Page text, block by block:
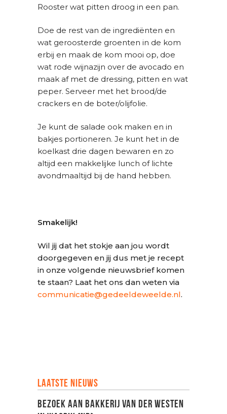
Rooster wat pitten droog in een pan.
Doe de rest van de ingrediënten en
wat geroosterde groenten in de kom
erbij en maak de kom mooi op, doe
wat rode wijnazijn over de avocado en
maak af met de dressing, pitten en wat
peper. Serveer met het brood/de
crackers en de boter/olijfolie.
Je kunt de salade ook maken en in
bakjes portioneren. Je kunt het in de
koelkast drie dagen bewaren en zo
altijd een makkelijke lunch of lichte
avondmaaltijd bij de hand hebben.
Smakelijk!
Wil jij dat het stokje aan jou wordt
doorgegeven en jij dus met je recept
in onze volgende nieuwsbrief komen
te staan? Laat het ons dan weten via
communicatie@gedeeldeweelde.nl.
Laatste nieuws
Bezoek aan Bakkerij van der Westen